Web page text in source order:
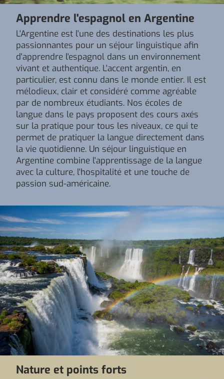
Apprendre l'espagnol en Argentine
L'Argentine est l'une des destinations les plus
passionnantes pour un séjour linguistique afin
d'apprendre l'espagnol dans un environnement
vivant et authentique. L'accent argentin, en
particulier, est connu dans le monde entier. Il est
mélodieux, clair et considéré comme agréable
par de nombreux étudiants. Nos écoles de
langue dans le pays proposent des cours axés
sur la pratique pour tous les niveaux, ce qui te
permet de pratiquer la langue directement dans
la vie quotidienne. Un séjour linguistique en
Argentine combine l'apprentissage de la langue
avec la culture, l'hospitalité et une touche de
passion sud-américaine.
Nature et points forts